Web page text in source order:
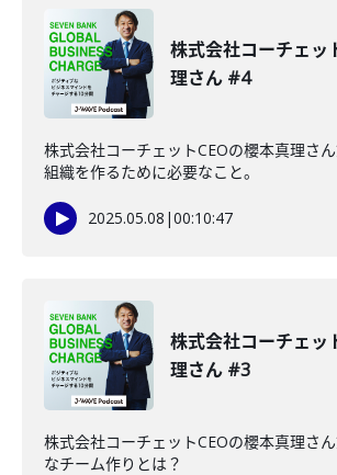
株式会社コーチェッ
理さん #4
株式会社コーチェットCEOの櫻本真理さ
組織を作るために必要なこと。
2025.05.08 |00:10:47
株式会社コーチェッ
理さん #3
株式会社コーチェットCEOの櫻本真理さ
なチーム作りとは？